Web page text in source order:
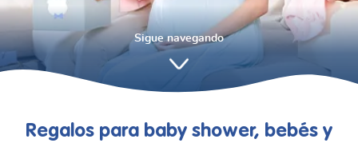
Sigue navegando
Regalos para baby shower, bebés y